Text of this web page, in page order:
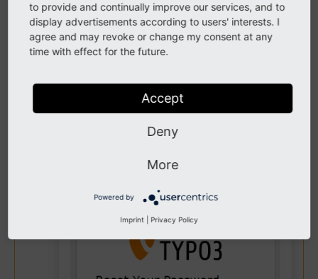
Введите адрес своей электронной
Используйте тот же адрес электронной
to provide and continually improve our services, and to
display advertisements according to users' interests. I
agree and may revoke or change my consent at any
time with effect for the future.
Accept
Deny
More
Powered by
Imprint Privacy Policy